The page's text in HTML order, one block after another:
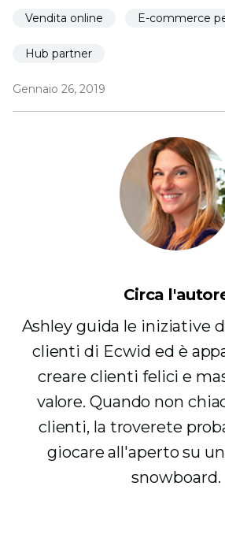
Vendita online
Hub partner
Gennaio 26, 2019
Circa
Ashley guida le iniziative
clienti di Ecwid ed è
creare clienti felici e
valore. Quando non
clienti, la troverete
giocare all'aperto su
snowboard.